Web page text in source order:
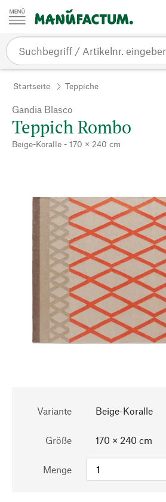
Zum Inhalt springen
Startseite Teppiche
Gandia Blasco
Teppich Rombo
Beige-Koralle - 170 × 240 cm
Variante Beige-Koralle
Größe 170 × 240 cm
Menge